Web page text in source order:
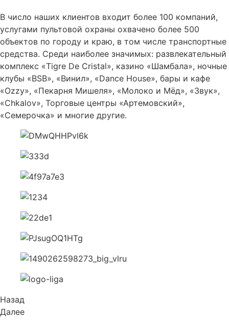
В число наших клиентов входит более 100 компаний,
услугами пультовой охраны охвачено более 500
объектов по городу и краю, в том числе транспортные
средства. Среди наиболее значимых: развлекательный
комплекс «Tigre De Cristal», казино «Шамбала», ночные
клубы «BSB», «Винил», «Dance House», бары и кафе
«Ozzy», «Пекарня Мишеля», «Молоко и Мёд», «Звук»,
«Chkalov», Торговые центры «Артемовский»,
«Семерочка» и многие другие.
Назад
Далее